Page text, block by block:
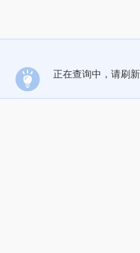
正在查询中，请刷